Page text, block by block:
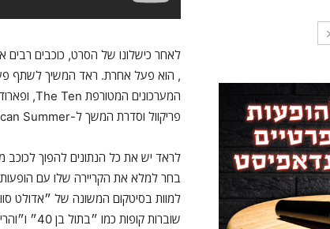
לאחר כישלונו של הסרט, כוכבים רבים
פריקוול וסדרת המשך ל-Wet Hot American Summer בנטפליקס. כך בעצם הצליחה הקריירה השנייה של פול ראד.
לראד יש את כל הנתונים להפוך לכוכב
בחר למלא את הקריירה שלו עם
למוות בסיטקום המשונה של ״אדולט
שוברות